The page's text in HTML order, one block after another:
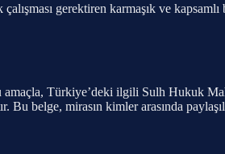
gerektiren karmaşık ve
Türkiye’deki ilgili Sulh Hukuk
belge, mirasın kimler arasında